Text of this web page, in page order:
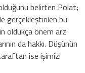
belirten Polat;
gerçekleştirilen bu
oldukça önem arz
da hakkı. Düşünün
ise işimizi